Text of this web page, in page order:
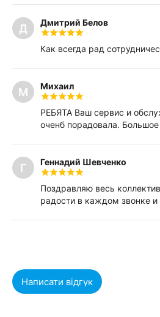
Д Дмитрий Белов
Как всегда рад
М Михаил
РЕБЯТА Ваш сервис и
оченб порадовала. Большое
Г Геннадий Шевченко
Поздравляю весь
радости в каждом звонке
Написати відгук